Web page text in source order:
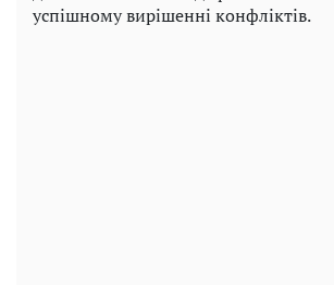
успішному вирішенні конфліктів.